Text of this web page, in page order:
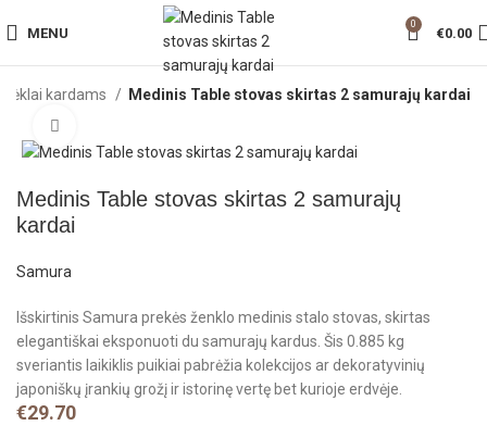
MENU
0
€0.00
Dėklai kardams Medinis Table stovas skirtas 2 samurajų kardai
Medinis Table stovas skirtas 2 samurajų
kardai
Samura
Išskirtinis Samura prekės ženklo medinis stalo stovas, skirtas
elegantiškai eksponuoti du samurajų kardus. Šis 0.885 kg
sveriantis laikiklis puikiai pabrėžia kolekcijos ar dekoratyvinių
japoniškų įrankių grožį ir istorinę vertę bet kurioje erdvėje.
€29.70